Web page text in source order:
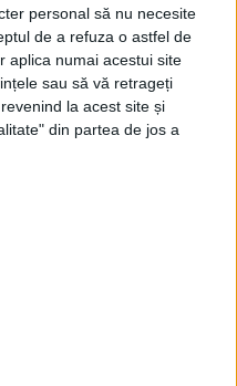
personal să nu necesite
de a refuza o astfel de
aplica numai acestui site
sau să vă retrageți
la acest site și
din partea de jos a